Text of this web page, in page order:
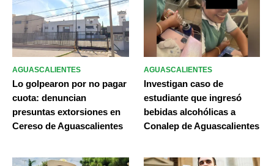
AGUASCALIENTES
Lo golpearon por no pagar
cuota: denuncian
presuntas extorsiones en
Cereso de Aguascalientes
AGUASCALIENTES
Investigan caso de
estudiante que ingresó
bebidas alcohólicas a
Conalep de Aguascalientes